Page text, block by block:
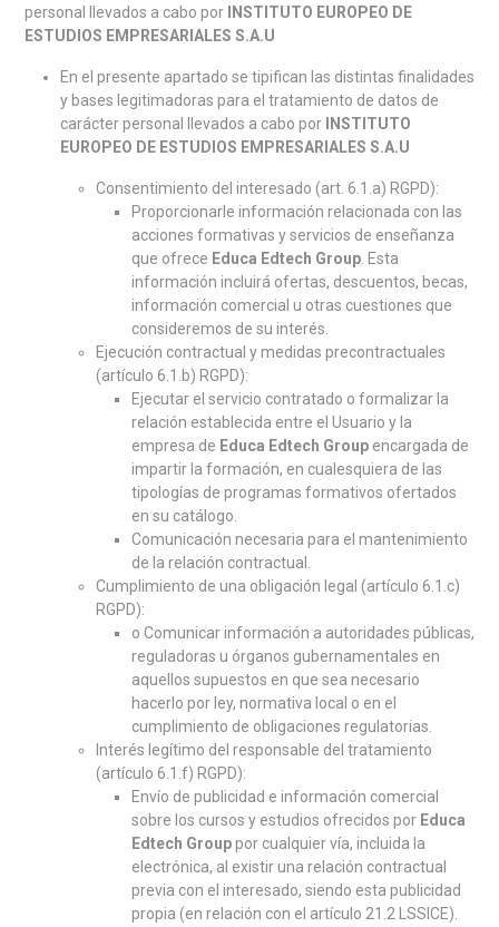
personal llevados a cabo por
INSTITUTO EUROPEO DE
ESTUDIOS EMPRESARIALES S.A.U
En el presente apartado se tipifican las distintas finalidades
y bases legitimadoras para el tratamiento de datos de
carácter personal llevados a cabo por
INSTITUTO
EUROPEO DE ESTUDIOS EMPRESARIALES S.A.U
Consentimiento del interesado (art. 6.1.a) RGPD):
Proporcionarle información relacionada con las
acciones formativas y servicios de enseñanza
que ofrece Educa Edtech Group. Esta
información incluirá ofertas, descuentos, becas,
información comercial u otras cuestiones que
consideremos de su interés.
Ejecución contractual y medidas precontractuales
(artículo 6.1.b) RGPD):
Ejecutar el servicio contratado o formalizar la
relación establecida entre el Usuario y la
empresa de Educa Edtech Group encargada de
impartir la formación, en cualesquiera de las
tipologías de programas formativos ofertados
en su catálogo.
Comunicación necesaria para el mantenimiento
de la relación contractual.
Cumplimiento de una obligación legal (artículo 6.1.c)
RGPD):
o Comunicar información a autoridades públicas,
reguladoras u órganos gubernamentales en
aquellos supuestos en que sea necesario
hacerlo por ley, normativa local o en el
cumplimiento de obligaciones regulatorias.
Interés legítimo del responsable del tratamiento
(artículo 6.1.f) RGPD):
Envío de publicidad e información comercial
sobre los cursos y estudios ofrecidos por Educa
Edtech Grouppor cualquier vía, incluida la
electrónica, al existir una relación contractual
previa con el interesado, siendo esta publicidad
propia (en relación con el artículo 21.2 LSSICE).